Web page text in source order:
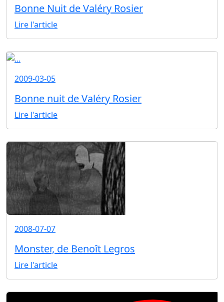
Bonne Nuit de Valéry Rosier
Lire l'article
2009-03-05
Bonne nuit de Valéry Rosier
Lire l'article
2008-07-07
Monster, de Benoît Legros
Lire l'article